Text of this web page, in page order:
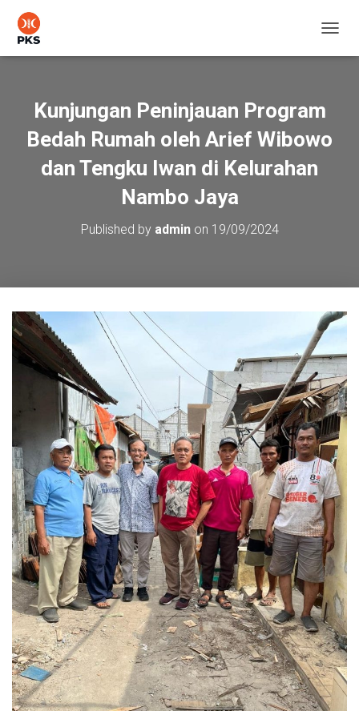
O
A
Kunjungan Peninjauan Program
Bedah Rumah oleh Arief Wibowo
dan Tengku Iwan di Kelurahan
Nambo Jaya
Published by adminon 19/09/2024